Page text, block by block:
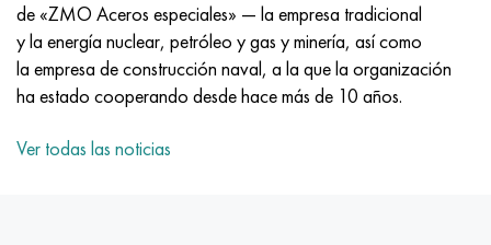
de «ZMO Aceros especiales» — la empresa tradicional
y la energía nuclear, petróleo y gas y minería, así como
la empresa de construcción naval, a la que la organización
ha estado cooperando desde hace más de 10 años.
Ver todas las noticias
René 41
Maraging 300
Maraging 350
Aleación 50NP
50NHS
Aleación 52N
KhN67MVTYu
KhN68VKTYU
KhN68VMTYUK-vd
SPT-2 sv
A LAS 3
3M
Custom 455® - 1.4543 - uns s45500
1.4545 - 15-5Ph®
1.4548 - 17-4Ph®
15x11mf
15х12vnmf
15Х12Н2MVFAB
C65620, CuSi3Fe2Zn3
C65100, CuSi1.5
Bronce estaño-plomo
20G, 20mn5
20XH3A, AISI 4320, 20hn3a
20HM, 24CrMo5, 20hm
P18, 1,3355, hs18-0-1, sw18
Acero carbono
10,1.1645, C105W1